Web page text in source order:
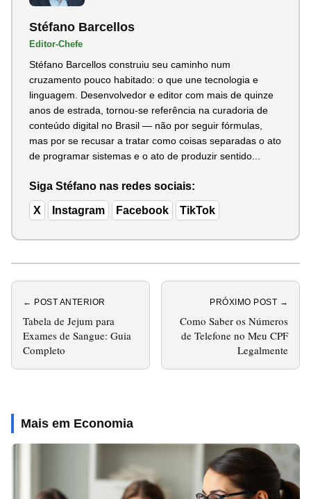
Stéfano Barcellos
Editor-Chefe
Stéfano Barcellos construiu seu caminho num
cruzamento pouco habitado: o que une tecnologia e
linguagem. Desenvolvedor e editor com mais de quinze
anos de estrada, tornou-se referência na curadoria de
conteúdo digital no Brasil — não por seguir fórmulas,
mas por se recusar a tratar como coisas separadas o ato
de programar sistemas e o ato de produzir sentido...
Siga Stéfano nas redes sociais:
X Instagram Facebook TikTok
← POST ANTERIOR
Tabela de Jejum para
Exames de Sangue: Guia
Completo
PRÓXIMO POST →
Como Saber os Números
de Telefone no Meu CPF
Legalmente
Mais em Economia